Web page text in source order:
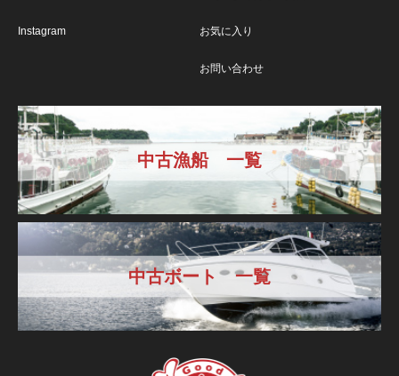
Instagram お気に入り
お問い合わせ
中古漁船 一覧
中古ボート 一覧